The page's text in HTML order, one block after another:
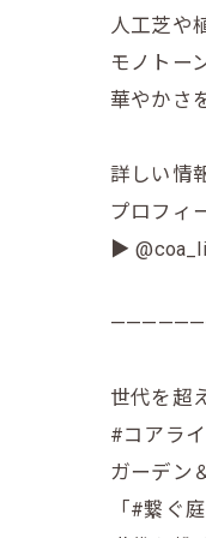
人工芝や
モノトー
華やかさ
詳しい情
プロフィ
▶
世代を超
#コアラ
ガーデン
「#繋ぐ